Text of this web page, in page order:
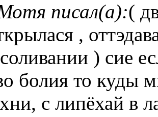
писал(а):(
,
) сие
болия то куды
с липёхай в